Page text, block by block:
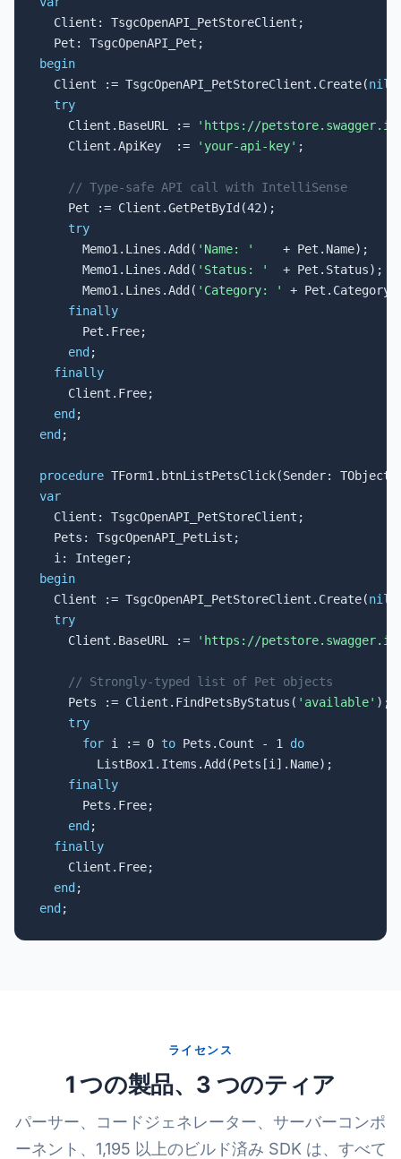
Client: TsgcOpenAPI_PetStoreClient;
begin
Client := TsgcOpenAPI_PetStoreClient.Create(nil
try
    Client.BaseURL :=
'https://
    Client.ApiKey  :=
'your-api-key' ;
// Type-safe API call with IntelliSense
    Pet := Client.GetPetById(42);
try
      Memo1.Lines.Add(
'Name: '
    + Pet.Name);
      Memo1.Lines.Add(
'Status: '
  + Pet.Status);
      Memo1.Lines.Add(
'Category: '
+
finally
      Pet.Free;
end ;
finally
    Client.Free;
end
end ;
procedure
var
Client: TsgcOpenAPI_PetStoreClient;
  Pets: TsgcOpenAPI_PetList;
begin
Client := TsgcOpenAPI_PetStoreClient.Create(nil
try
    Client.BaseURL :=
'https://
// Strongly-typed list of Pet objects
    Pets := Client.FindPetsByStatus(
'available' );
try
for i := 0 to Pets.Count - 1 do
        ListBox1.Items.Add(Pets[i].Name);
finally
      Pets.Free;
end ;
finally
    Client.Free;
end
end ;
ライセンス
1 つの製品、3 つのティア
パーサー、コードジェネレーター、サーバーコンポ
ーネント、1,195 以上のビルド済み SDK は、すべて